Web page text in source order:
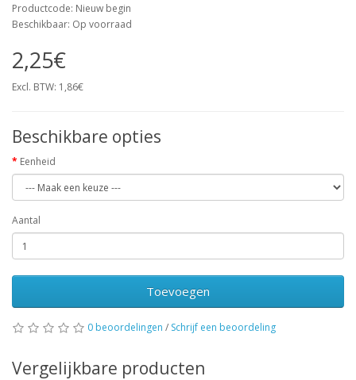
Productcode: Nieuw begin
Beschikbaar: Op voorraad
2,25€
Excl. BTW: 1,86€
Beschikbare opties
Eenheid
Aantal
Toevoegen
0 beoordelingen / Schrijf een beoordeling
Vergelijkbare producten